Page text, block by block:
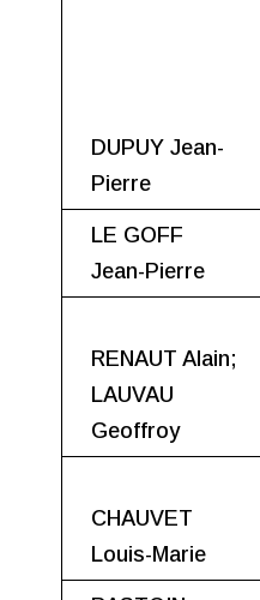
DUPUY Jean-
Pierre
LE GOFF
Jean-Pierre
RENAUT Alain;
LAUVAU
Geoffroy
CHAUVET
Louis-Marie